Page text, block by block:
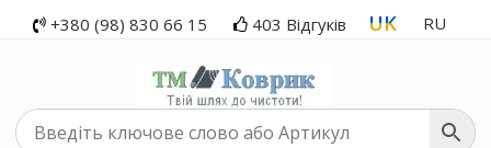
Перейти
+380 (98) 830 66 15 403 Відгуків UK RU